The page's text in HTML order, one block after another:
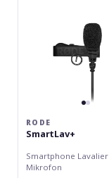
RODE
SmartLav+
Smartphone Lavalier
Mikrofon